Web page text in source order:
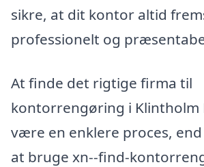
sikre, at dit kontor altid
professionelt og
At finde det rigtige firma til
kontorrengøring i Klintholm
være en enklere proces,
at bruge xn--find-